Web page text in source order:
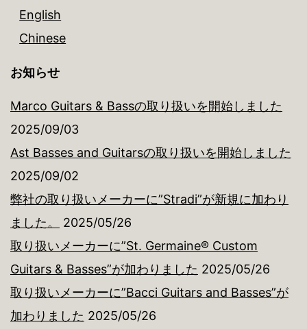
English
Chinese
お知らせ
Marco Guitars & Bassの取り扱いを開始しました
2025/09/03
Ast Basses and Guitarsの取り扱いを開始しました
2025/09/02
弊社の取り扱いメーカーに”Stradi”が新規に加わり
ました。
2025/05/26
取り扱いメーカーに”St. Germaine® Custom
Guitars & Basses”が加わりました 2025/05/26
取り扱いメーカーに”Bacci Guitars and Basses”が
加わりました 2025/05/26